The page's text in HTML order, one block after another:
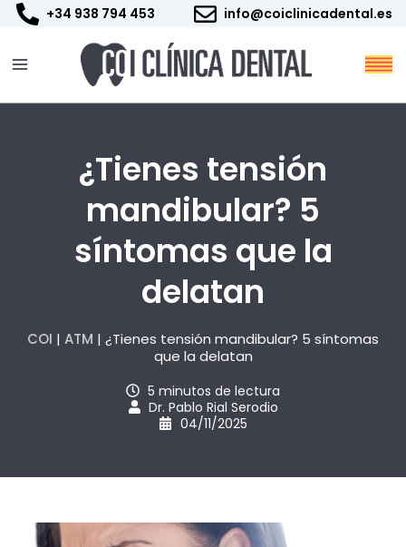
+34 938 794 453 info@coiclinicadental.es
¿Tienes tensión
mandibular? 5
síntomas que la
delatan
COI | ATM | ¿Tienes tensión mandibular? 5 síntomas
que la delatan
5 minutos de lectura
Dr. Pablo Rial Serodio
04/11/2025